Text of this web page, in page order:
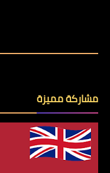
مشاركة مميزة